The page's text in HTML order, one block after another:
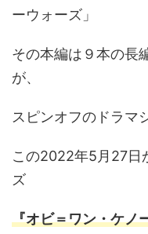
ーウォーズ」
その本編は９本の長
が、
スピンオフのドラマ
この2022年5月27日
ズ
『オビ＝ワン・ケノ